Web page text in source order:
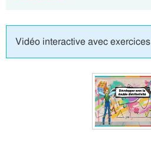
Vidéo interactive avec exercices